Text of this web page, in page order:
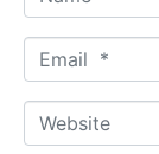
a
m
*
m
aW
e